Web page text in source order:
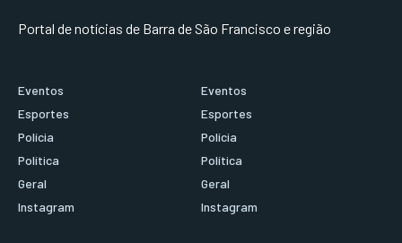
Portal de notícias de Barra de São Francisco e região
Eventos
Esportes
Polícia
Política
Geral
Instagram
Eventos
Esportes
Polícia
Política
Geral
Instagram